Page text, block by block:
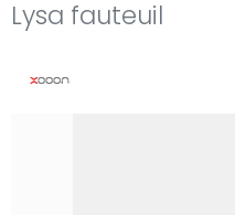
Lysa fauteuil